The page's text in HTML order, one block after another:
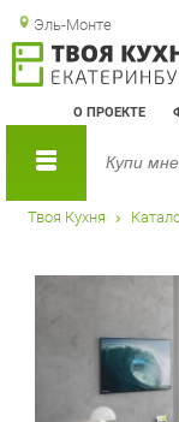
Эль-Монте
О ПРОЕКТЕ
Твоя Кухня Каталог